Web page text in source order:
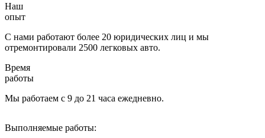
Наш
опыт
С нами работают более 20 юридических лиц и мы
отремонтировали 2500 легковых авто.
Время
работы
Мы работаем с 9 до 21 часа ежедневно.
Выполняемые работы: